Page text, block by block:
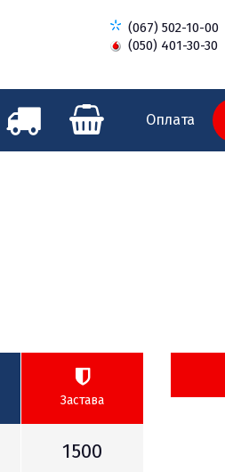
(067) 502-10-00
(050) 401-30-30
Оплата
Застава
1500